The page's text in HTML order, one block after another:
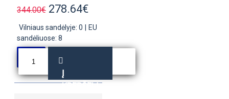
344.00€ 278.64€
Vilniaus sandėlyje: 0
EU
sandėliuose: 8
Į
KREPŠELĮ